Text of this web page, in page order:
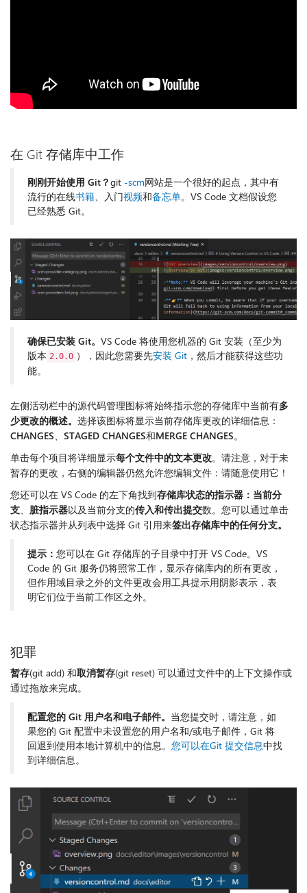
在 Git 存储库中工作
刚刚开始使用 Git？git -scm网站是一个很好的起点，其中有
流行的在线书籍 、入门视频和备忘单。VS Code 文档假设您
已经熟悉 Git。
确保已安装 Git。 VS Code 将使用您机器的 Git 安装（至少为
版本 2.0.0 ），因此您需要先安装 Git ，然后才能获得这些功
能。
左侧活动栏中的源代码管理图标将始终指示您的存储库中当前有多
少更改的概述。 选择该图标将显示当前存储库更改的详细信息：
CHANGES、 STAGED CHANGES和MERGE CHANGES。
单击每个项目将详细显示每个文件中的文本更改。请注意，对于未
暂存的更改，右侧的编辑器仍然允许您编辑文件：请随意使用它！
您还可以在 VS Code 的左下角找到存储库状态的指示器： 当前分
支、 脏指示器以及当前分支的传入和传出提交数。您可以通过单击
状态指示器并从列表中选择 Git 引用来签出存储库中的任何分支。
提示： 您可以在 Git 存储库的子目录中打开 VS Code。VS
Code 的 Git 服务仍将照常工作，显示存储库内的所有更改，
但作用域目录之外的文件更改会用工具提示用阴影表示，表
明它们位于当前工作区之外。
犯罪
暂存(git add) 和取消暂存(git reset) 可以通过文件中的上下文操作或
通过拖放来完成。
配置您的 Git 用户名和电子邮件。 当您提交时，请注意，如
果您的 Git 配置中未设置您的用户名和/或电子邮件，Git 将
回退到使用本地计算机中的信息。 您可以在Git 提交信息中找
到详细信息。